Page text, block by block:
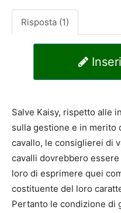
Risposta (1)
Salve Kaisy, rispetto alle
sulla gestione e in merito
cavallo, le consiglierei di
cavalli dovrebbero
loro di esprimere quei
costituente del loro
Pertanto le condizione di